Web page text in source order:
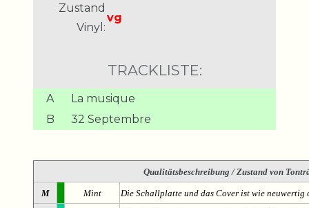
Zustand
Vinyl:
vg
TRACKLISTE:
A
La musique
B
32 Septembre
Qualitätsbeschreibung / Zustand von
M Mint Die Schallplatte und das Cover ist wie